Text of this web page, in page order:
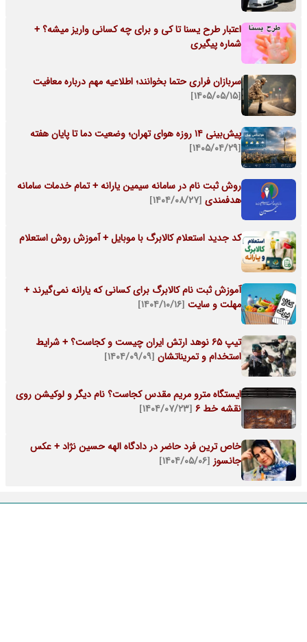
اعتبار طرح یسنا تا کی و برای چه کسانی واریز میشه؟ +
شماره پیگیری
سربازان فراری حتما بخوانند؛ اطلاعیه مهم درباره معافیت
[۱۴۰۵/۰۵/۱۵]
پیش‌بینی ۱۴ روزه هوای تهران؛ وضعیت دما تا پایان هفته
[۱۴۰۵/۰۴/۲۹]
روش ثبت نام در سامانه سیمین یارانه + تمام خدمات سامانه
هدفمندی [۱۴۰۴/۰۸/۲۷]
کد جدید استعلام کالابرگ با موبایل + آموزش روش استعلام
آموزش ثبت نام کالابرگ برای کسانی که یارانه نمی‌گیرند +
مهلت و سایت [۱۴۰۴/۱۰/۱۶]
تیپ 65 نوهد ارتش ایران چیست و کجاست؟ + شرایط
استخدام و تمریناتشان [۱۴۰۴/۰۹/۰۹]
ایستگاه مترو مریم مقدس کجاست؟ نام دیگر و لوکیشن روی
نقشه خط 6
[۱۴۰۴/۰۷/۲۳]
خاص ترین فرد حاضر در دادگاه الهه حسین نژاد + عکس
جانسوز [۱۴۰۴/۰۵/۰۶]